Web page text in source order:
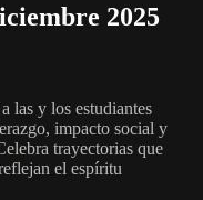
2025
las y los estudiantes
impacto social y
trayectorias que
el espíritu